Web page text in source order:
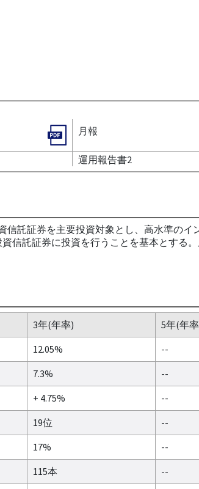
月報
運用報告書2
託証券を主要投資対象とし、高水準の
信託証券に投資を行うことを基本とする
3年(年率) 5年(年
12.05% --
7.3% --
+ 4.75% --
19位 --
17% --
115本 --